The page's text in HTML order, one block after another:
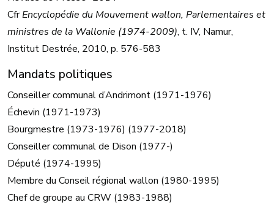
CfrEncyclopédie du Mouvement wallon, Parlementaires et
ministres de la Wallonie (1974-2009), t. IV, Namur,
Institut Destrée, 2010, p. 576-583
Mandats politiques
Conseiller communal d’Andrimont (1971-1976)
Échevin (1971-1973)
Bourgmestre (1973-1976) (1977-2018)
Conseiller communal de Dison (1977-)
Député (1974-1995)
Membre du Conseil régional wallon (1980-1995)
Chef de groupe au CRW (1983-1988)